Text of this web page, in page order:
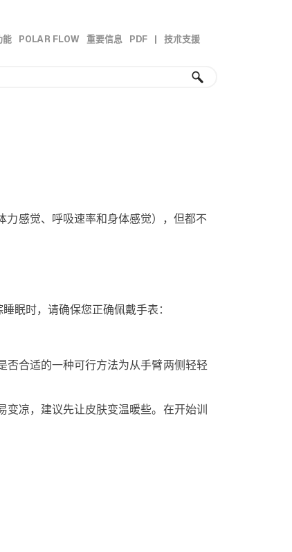
能» POLAR FLOW» 重要信息» PDF 技朮支援
力感觉、呼吸速率和身体感觉），但都不
睡眠时，请确保您正确佩戴手表：
否合适的一种可行方法为从手臂两侧轻轻
凉，建议先让皮肤变温暖些。在开始训